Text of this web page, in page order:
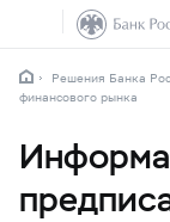
Решения Банка
финансового рынка